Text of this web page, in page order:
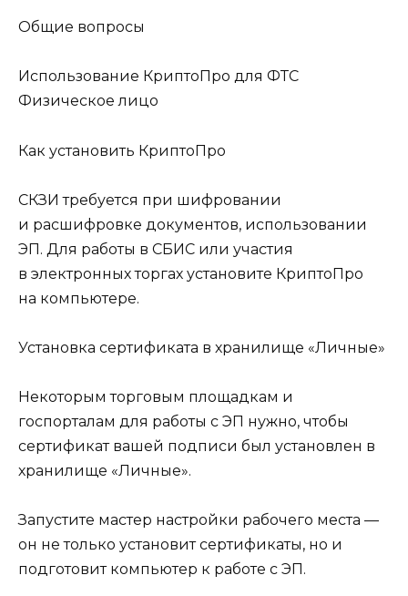
Общие вопросы
Использование КриптоПро для ФТС
Физическое лицо
Как установить КриптоПро
СКЗИ требуется при шифровании
и расшифровке документов, использовании
ЭП. Для работы в СБИС или участия
в электронных торгах установите КриптоПро
на компьютере.
Установка сертификата в хранилище «Личные»
Некоторым торговым площадкам и
госпорталам для работы с ЭП нужно, чтобы
сертификат вашей подписи был установлен в
хранилище «Личные».
Запустите мастер настройки рабочего места —
он не только установит сертификаты, но и
подготовит компьютер к работе с ЭП.